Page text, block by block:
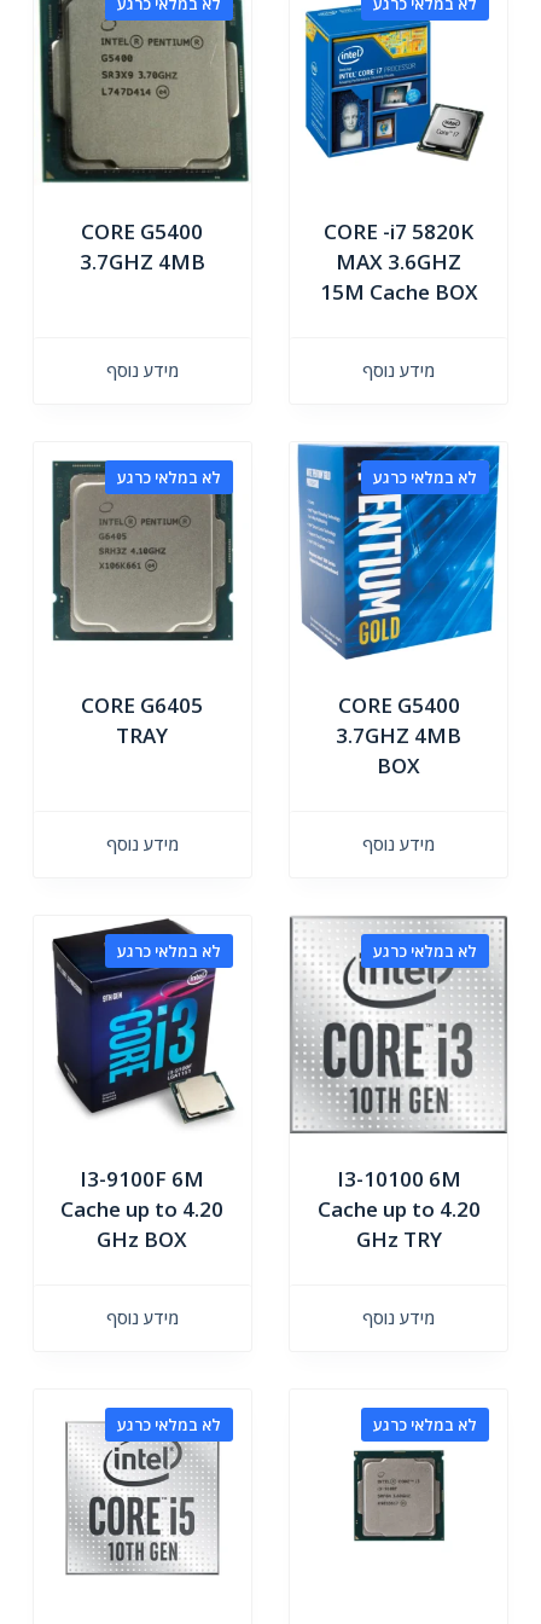
CORE -i7 5820K
MAX 3.6GHZ
15M Cache BOX
מידע נוסף
CORE G5400
3.7GHZ 4MB
מידע נוסף
לא במלאי כרגע
CORE G5400
3.7GHZ 4MB
BOX
מידע נוסף
לא במלאי כרגע
CORE G6405
TRAY
מידע נוסף
לא במלאי כרגע
I3-10100 6M
Cache up to 4.20
GHz TRY
מידע נוסף
לא במלאי כרגע
I3-9100F 6M
Cache up to 4.20
GHz BOX
מידע נוסף
לא במלאי כרגע לא במלאי כרגע